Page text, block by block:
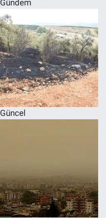
Gündem
Güncel
RESMİ İLANLAR